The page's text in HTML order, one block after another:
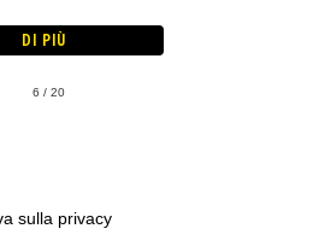
6 / 20
sulla privacy